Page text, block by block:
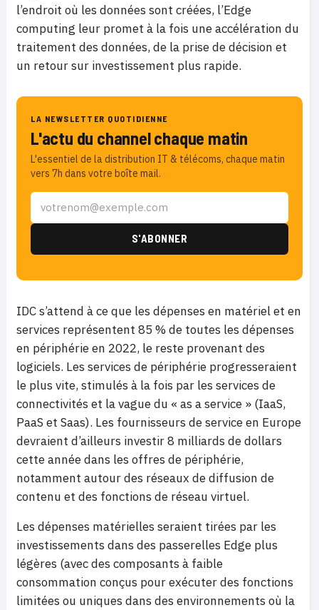
l’endroit où les données sont créées, l’Edge
computing leur promet à la fois une accélération du
traitement des données, de la prise de décision et
un retour sur investissement plus rapide.
LA NEWSLETTER QUOTIDIENNE
L'actu du channel chaque matin
L'essentiel de la distribution IT & télécoms, chaque matin
vers 7h dans votre boîte mail.
IDC s’attend à ce que les dépenses en matériel et en
services représentent 85 % de toutes les dépenses
en périphérie en 2022, le reste provenant des
logiciels. Les services de périphérie progresseraient
le plus vite, stimulés à la fois par les services de
connectivités et la vague du « as a service » (IaaS,
PaaS et Saas). Les fournisseurs de service en Europe
devraient d’ailleurs investir 8 milliards de dollars
cette année dans les offres de périphérie,
notamment autour des réseaux de diffusion de
contenu et des fonctions de réseau virtuel.
Les dépenses matérielles seraient tirées par les
investissements dans des passerelles Edge plus
légères (avec des composants à faible
consommation conçus pour exécuter des fonctions
limitées ou uniques dans des environnements où la